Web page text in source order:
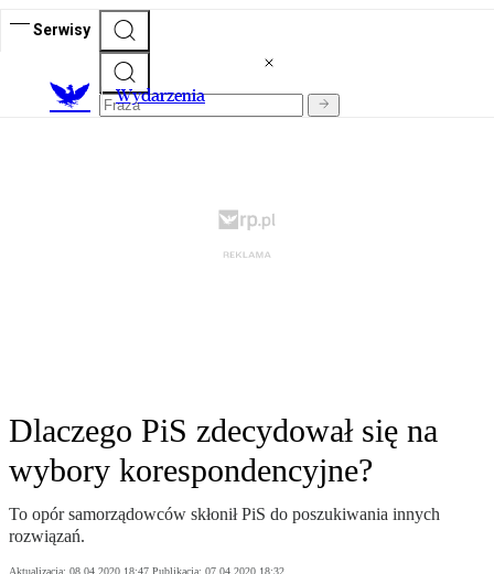
Serwisy
Wydarzenia
Dlaczego PiS zdecydował się na
wybory korespondencyjne?
To opór samorządowców skłonił PiS do poszukiwania innych
rozwiązań.
Aktualizacja: 08.04.2020 18:47 Publikacja: 07.04.2020 18:32